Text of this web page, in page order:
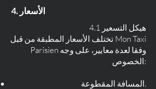
4. الأسعار
4.1 هيكل التسعير
تختلف الأسعار المطبقة من قبل Mon Taxi
Parisien وفقا لعدة معايير، على وجه
الخصوص:
المسافة المقطوعة.